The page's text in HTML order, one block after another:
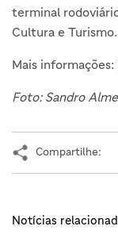
terminal
Cultura e Turismo.
Mais informações:
Foto: Sandro
Compartilhe:
Notícias